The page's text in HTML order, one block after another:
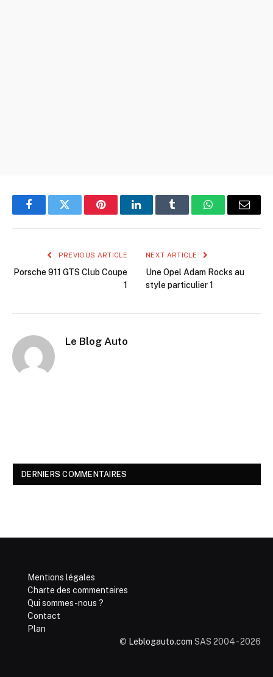
FacebookTwitter PinterestLinkedInTumblr WhatsAppEmail
PREVIOUS ARTICLE
Porsche 911 GTS Club Coupe
1
NEXT ARTICLE
Une Opel Adam Rocks au
style particulier 1
Le Blog Auto
DERNIERS COMMENTAIRES
Mentions légales
Charte des commentaires
Qui sommes-nous ?
Contact
Plan
© Leblogauto.com SAS 2004 - 2026